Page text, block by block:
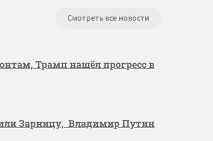
Смотреть все новости
Трамп нашёл прогресс в
Зарницу, Владимир Путин